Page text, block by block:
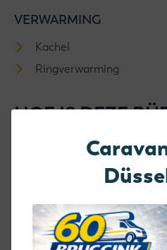
VERWARMING
Kachel
Ringverwarming
HOE IS DEZE
PREMIO LIMITED
INGEDEELD
BED
2 aparte bedden